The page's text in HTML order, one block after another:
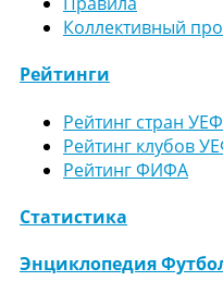
Коллективный
Рейтинги
Рейтинг стран
Рейтинг клубов
Рейтинг ФИФА
Статистика
Энциклопедия